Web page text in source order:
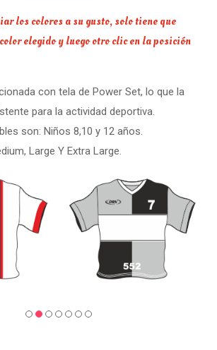
los colores a su gusto, solo tiene que
elegido y luego otro clic en la posición
con tela de Power Set, lo que la
para la actividad deportiva.
son: Niños 8,10 y 12 años.
Large Y Extra Large.